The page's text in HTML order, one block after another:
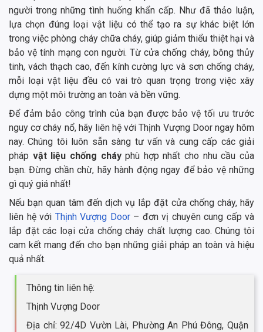
người trong những tình huống khẩn cấp. Như đã thảo luận,
lựa chọn đúng loại vật liệu có thể tạo ra sự khác biệt lớn
trong việc phòng cháy chữa cháy, giúp giảm thiểu thiệt hại và
bảo vệ tính mạng con người. Từ cửa chống cháy, bông thủy
tinh, vách thạch cao, đến kính cường lực và sơn chống cháy,
mỗi loại vật liệu đều có vai trò quan trọng trong việc xây
dựng một môi trường an toàn và bền vững.
Để đảm bảo công trình của bạn được bảo vệ tối ưu trước
nguy cơ cháy nổ, hãy liên hệ với Thịnh Vượng Door ngay hôm
nay. Chúng tôi luôn sẵn sàng tư vấn và cung cấp các giải
pháp vật liệu chống cháyphù hợp nhất cho nhu cầu của
bạn. Đừng chần chừ, hãy hành động ngay để bảo vệ những
gì quý giá nhất!
Nếu bạn quan tâm đến dịch vụ lắp đặt cửa chống cháy, hãy
liên hệ với Thịnh Vượng Door – đơn vị chuyên cung cấp và
lắp đặt các loại cửa chống cháy chất lượng cao. Chúng tôi
cam kết mang đến cho bạn những giải pháp an toàn và hiệu
quả nhất.
Thông tin liên hệ:
Thịnh Vượng Door
Địa chỉ: 92/4D Vườn Lài, Phường An Phú Đông, Quận